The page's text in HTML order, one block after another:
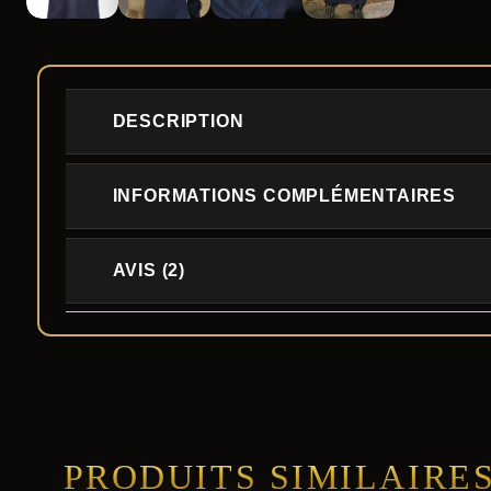
DESCRIPTION
INFORMATIONS COMPLÉMENTAIRES
AVIS (2)
PRODUITS